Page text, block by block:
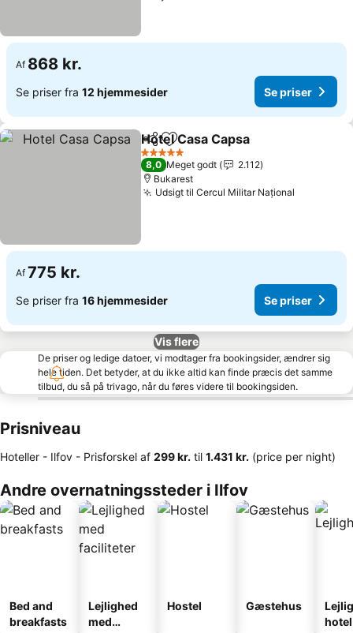
Af 868 kr.
Se priser fra 12 hjemmesider Se priser
Del Føj til favoritter
Hotel Casa Capsa
5 Stjerner
8,0 Meget godt
2.112
Bukarest
Udsigt til Cercul Militar Național
Af 775 kr.
Se priser fra 16 hjemmesider Se priser
Vis flere
De priser og ledige datoer, vi modtager fra bookingsider, ændrer sig
hele tiden. Det betyder, at du ikke altid kan finde præcis det samme
tilbud, du så på trivago, når du føres videre til bookingsiden.
Prisniveau
Hoteller - Ilfov - Prisforskel af ‎299 kr. til ‎1.431 kr. (price per night)
Andre overnatningssteder i Ilfov
Bed and
breakfasts
Lejlighed
med
Hostel Gæstehus
hotel